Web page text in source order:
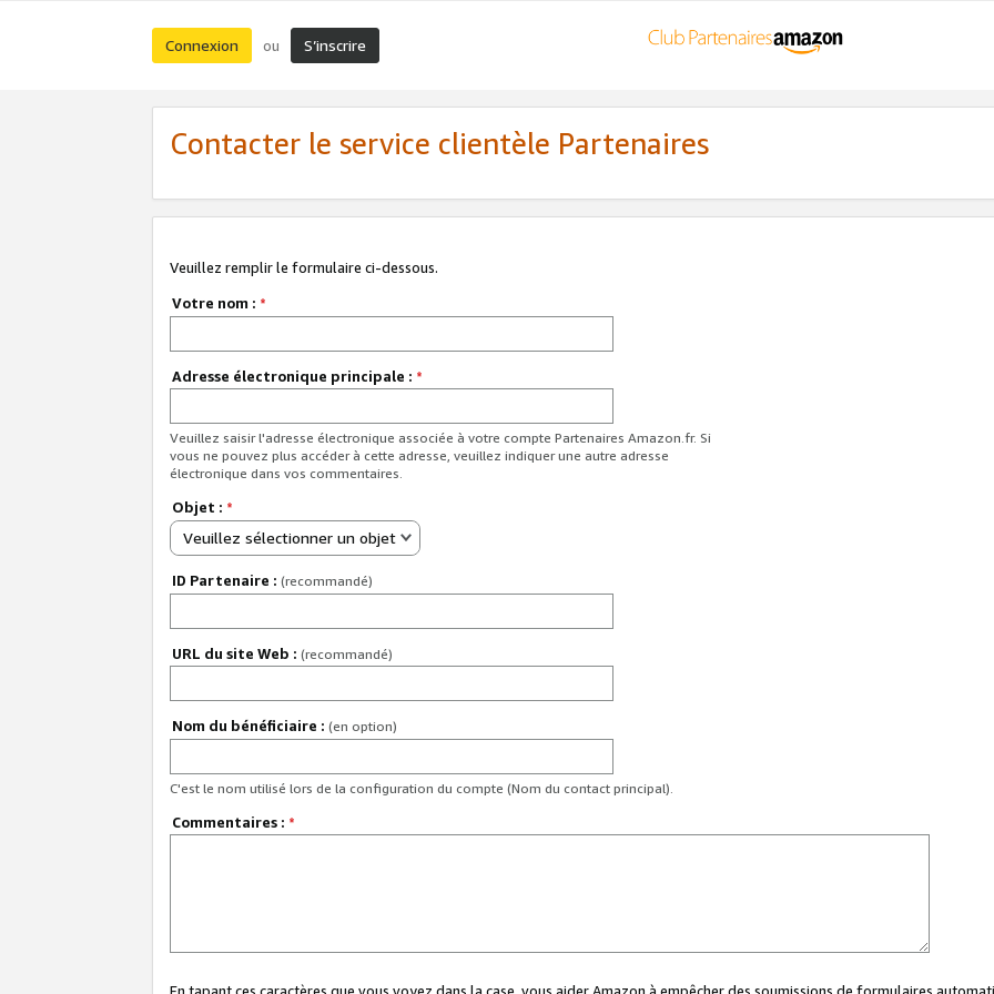
Connexion ou S’inscrire
Contacter le service clientèle Partenaires
Veuillez remplir le formulaire ci-dessous.
Votre nom : *
Adresse électronique principale : *
Veuillez saisir l'adresse électronique associée à votre compte Partenaires Amazon.fr. Si
vous ne pouvez plus accéder à cette adresse, veuillez indiquer une autre adresse
électronique dans vos commentaires.
Objet : *
Veuillez sélectionner un objet
ID Partenaire : (recommandé)
URL du site Web : (recommandé)
Nom du bénéficiaire : (en option)
C'est le nom utilisé lors de la configuration du compte (Nom du contact principal).
Commentaires : *